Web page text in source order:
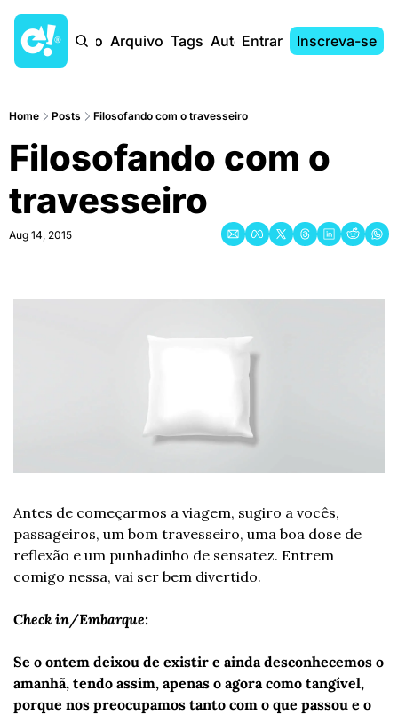
Início Arquivo Tags AutoresEntrar Inscreva-se
Home Posts Filosofando com o travesseiro
Filosofando com o
travesseiro
Aug 14, 2015
Antes de começarmos a viagem, sugiro a vocês,
passageiros, um bom travesseiro, uma boa dose de
reflexão e um punhadinho de sensatez. Entrem
comigo nessa, vai ser bem divertido.
Check in/Embarque:
Se o ontem deixou de existir e ainda desconhecemos o
amanhã, tendo assim, apenas o agora como tangível,
porque nos preocupamos tanto com o que passou e o